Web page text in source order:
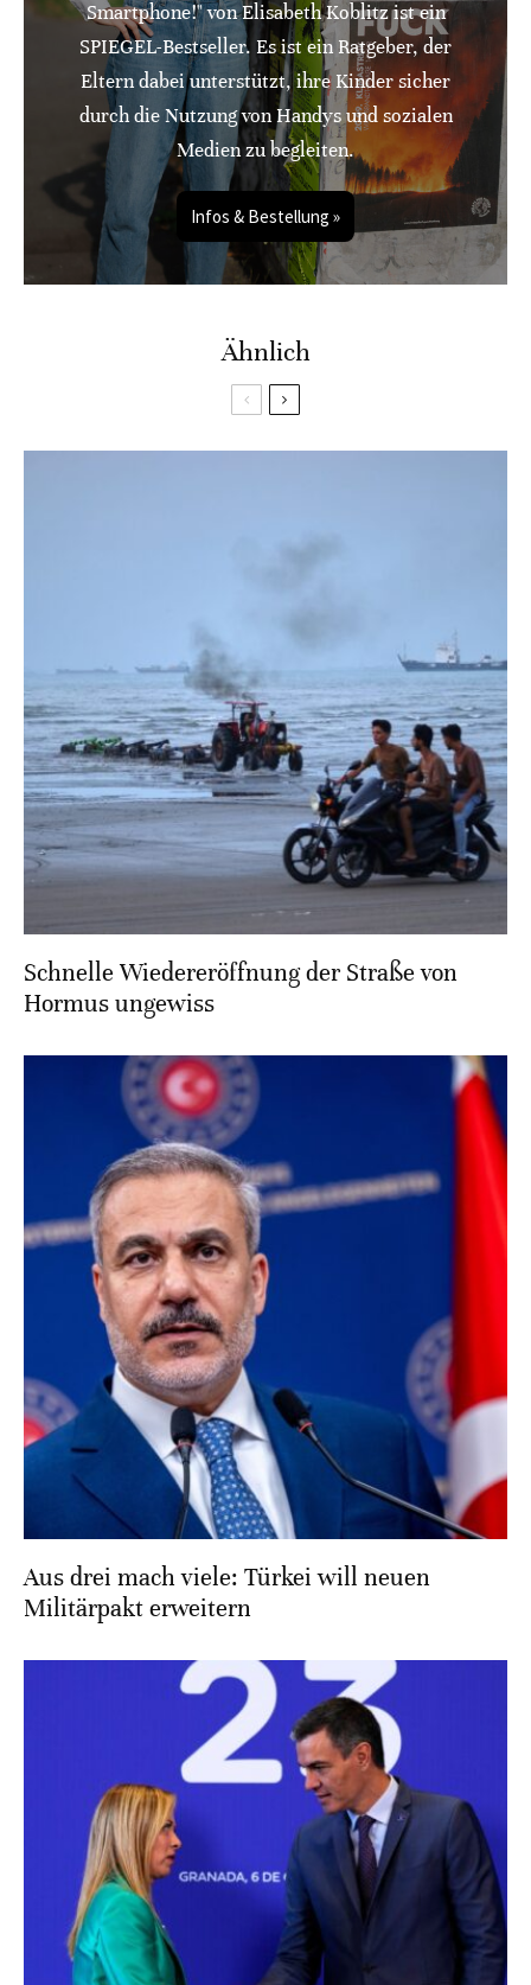
Smartphone!" von Elisabeth Koblitz ist ein
SPIEGEL-Bestseller. Es ist ein Ratgeber, der
Eltern dabei unterstützt, ihre Kinder sicher
durch die Nutzung von Handys und sozialen
Medien zu begleiten.
Infos & Bestellung »
Ähnlich
Schnelle Wiedereröffnung der Straße von
Hormus ungewiss
Aus drei mach viele: Türkei will neuen
Militärpakt erweitern